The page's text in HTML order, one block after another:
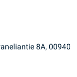
8A, 00940